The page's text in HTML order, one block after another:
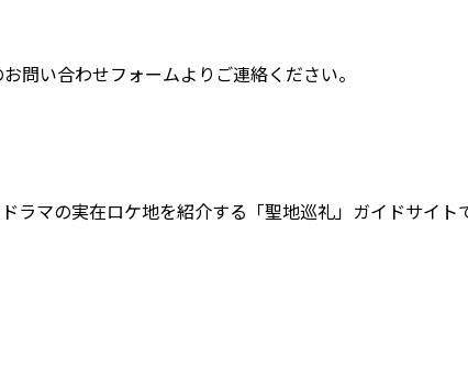
い合わせフォームよりご連絡ください。
ラマの実在ロケ地を紹介する「聖地巡礼」ガイドサイト